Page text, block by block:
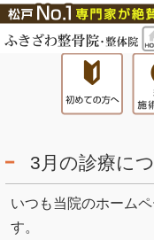
3月の診療に
いつも当院のホーム
す。